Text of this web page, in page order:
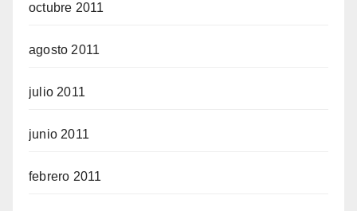
octubre 2011
agosto 2011
julio 2011
junio 2011
febrero 2011